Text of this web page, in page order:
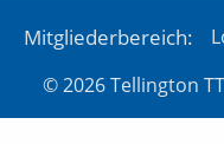
© 2026 Tellington
Mitgliederbereich: